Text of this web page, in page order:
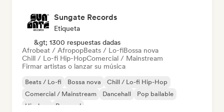
Sungate Records
Etiqueta
&gt; 1300 respuestas dadas
Afrobeat / AfropopBeats / Lo-fiBossa nova
Chill / Lo-fi Hip-HopComercial / Mainstream
Firmar artistas o lanzar su música
Beats / Lo-fi Bossa nova
Chill / Lo-fi Hip-Hop
Comercial / Mainstream
Dancehall
Pop bailable
Hip-hop
Pop soul